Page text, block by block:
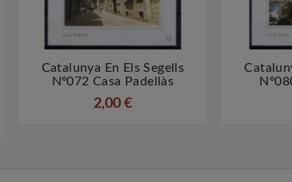
 
Catalunya En Els Segells
Nº072 Casa Padellàs
2,00 €